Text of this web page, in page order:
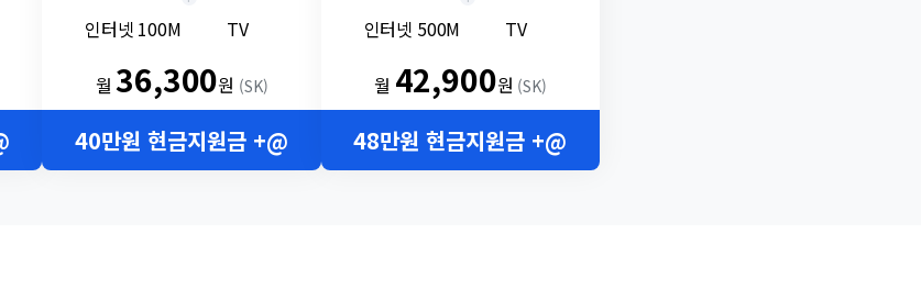
인터넷 100M TV
월36,300원 (SK)
40만원 현금지원금 +@
인터넷 500M TV
월 42,900원 (SK)
48만원 현금지원금 +@